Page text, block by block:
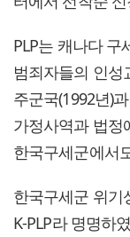
PLP는 캐나다
범죄자들의 인성
주군국(1992년)
가정사역과 법정
한국구세군에서
한국구세군 위기
K-PLP라 명명하